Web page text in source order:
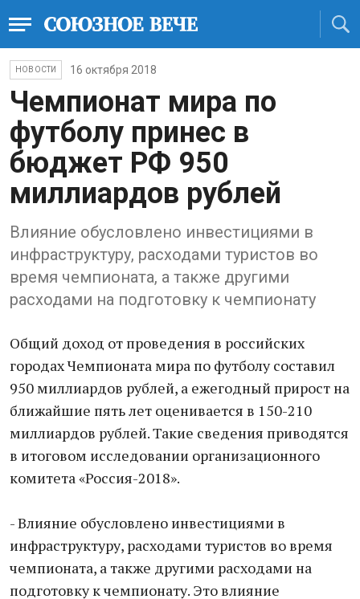
НОВОСТИ 16 октября 2018
Чемпионат мира по
футболу принес в
бюджет РФ 950
миллиардов рублей
Влияние обусловлено инвестициями в
инфраструктуру, расходами туристов во
время чемпионата, а также другими
расходами на подготовку к чемпионату
Общий доход от проведения в российских
городах Чемпионата мира по футболу составил
950 миллиардов рублей, а ежегодный прирост на
ближайшие пять лет оценивается в 150-210
миллиардов рублей. Такие сведения приводятся
в итоговом исследовании организационного
комитета «Россия-2018».
- Влияние обусловлено инвестициями в
инфраструктуру, расходами туристов во время
чемпионата, а также другими расходами на
подготовку к чемпионату. Это влияние